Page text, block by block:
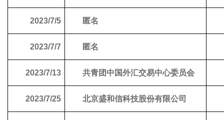
2023/7/5 匿名
2023/7/7 匿名
2023/7/13 共青团中国外汇交易中心委员会
2023/7/25 北京盛和信科技股份有限公司